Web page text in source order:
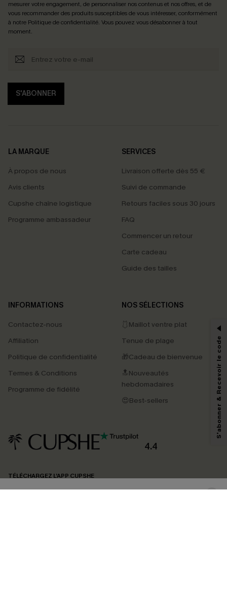
mesurer votre engagement, de personnaliser nos contenus et nos offres, et de
vous recommander des produits susceptibles de vous intéresser, conformément
à notre Politique de confidentialité. Vous pouvez vous désabonner à tout
moment.
S'ABONNER
LA MARQUE
À propos de nous
Avis clients
Cupshe chaîne logistique
Programme ambassadeur
SERVICES
Livraison offerte dès 55 €
Suivi de commande
Retours faciles sous 30 jours
FAQ
Commencer un retour
Carte cadeau
Guide des tailles
INFORMATIONS
Contactez-nous
Affiliation
Politique de confidentialité
Termes & Conditions
Programme de fidélité
NOS SÉLECTIONS
🩱Maillot ventre plat
Tenue de plage
🎁Cadeau de bienvenue
🔝Nouveautés
hebdomadaires
😍Best-sellers
4.4
TÉLÉCHARGEZ L’APP CUPSHE
PROFITEZ DE -15%
-15% dès 2 Achetés par E-mail
En soumettant votre adresse e-mail, vous acceptez de recevoir des e-mails
marketing (y compris du contenu généré par l'IA) de Cupshe et
reconnaissez avoir pris connaissance de nos
pouvons utiliser les données collectées sur notre site ainsi que des
produits susceptibles de vous intéresser, conformément à notre
Politique de
confidentialité
. Vous pouvez vous désabonner à tout moment.
S'abonner & Recevoir le code